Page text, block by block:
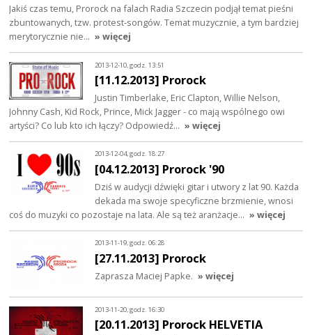
Jakiś czas temu, Prorock na falach Radia Szczecin podjął temat pieśni
zbuntowanych, tzw. protest-songów. Temat muzycznie, a tym bardziej
merytorycznie nie… » więcej
2013-12-10, godz. 13:51
[11.12.2013] Prorock
Justin Timberlake, Eric Clapton, Willie Nelson,
Johnny Cash, Kid Rock, Prince, Mick Jagger - co mają wspólnego owi
artyści? Co lub kto ich łączy? Odpowiedź… » więcej
2013-12-04, godz. 18:27
[04.12.2013] Prorock '90
Dziś w audycji dźwięki gitar i utwory z lat 90. Każda
dekada ma swoje specyficzne brzmienie, wnosi
coś do muzyki co pozostaje na lata. Ale są też aranżacje… » więcej
2013-11-19, godz. 06:28
[27.11.2013] Prorock
Zaprasza Maciej Papke. » więcej
2013-11-20, godz. 16:30
[20.11.2013] Prorock HELVETIA